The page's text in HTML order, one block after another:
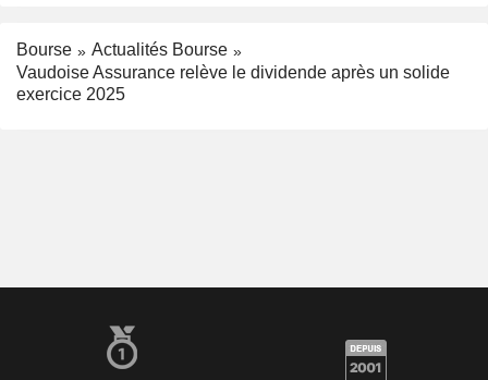
Bourse
Actualités Bourse
Vaudoise Assurance relève le dividende après un solide
exercice 2025